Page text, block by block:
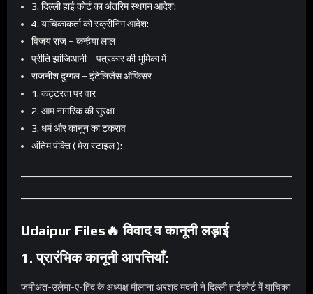
3. दिल्ली हाई कोर्ट का अंतरिम स्थगन आदेश:
4. याचिकाकर्ता को स्क्रीनिंग आदेश:
विजय राज – कन्हैया लाल
प्रीति झांजिआनी – पत्रकार की भूमिका में
राजनीश दुग्गल – इंटेलिजेंस ऑफिसर
1. कट्टरता पर वार
2. आम नागरिक की सुरक्षा
3. धर्म और कानून का टकराव
अंतिम पंक्ति ( मेरा स्टाइल ):
Udaipur Files🔥 विवाद व कानूनी लड़ाई
1. प्रारंभिक कानूनी आपत्तियाँ:
जमीअत-उलेमा-ए-हिंद के अध्यक्ष मौलाना अरशद मदनी ने दिल्ली हाईकोर्ट में याचिका